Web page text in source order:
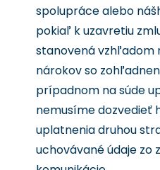
spolupráce alebo
pokiaľ k uzavretiu
stanovená vzhľadom
nárokov so
prípadnom na súde
nemusíme dozvedieť
uplatnenia druhou
uchovávané údaje zo